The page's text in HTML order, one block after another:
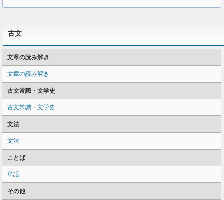
古文
文章の読み解き
文章の読み解き
古文常識・文学史
古文常識・文学史
文法
文法
ことば
単語
その他